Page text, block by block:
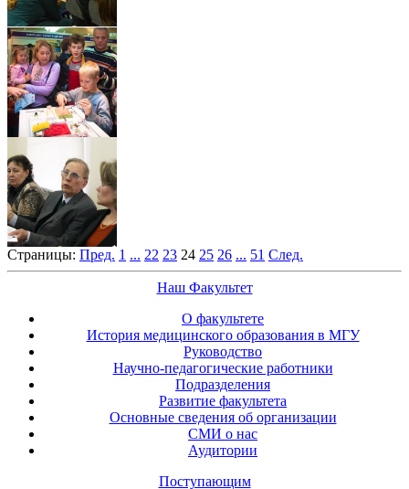
Страницы: Пред. 1 ... 22 23 24 25 26 ... 51 След.
Наш Факультет
О факультете
История медицинского образования в МГУ
Руководство
Научно-педагогические работники
Подразделения
Развитие факультета
Основные сведения об организации
СМИ о нас
Аудитории
Поступающим